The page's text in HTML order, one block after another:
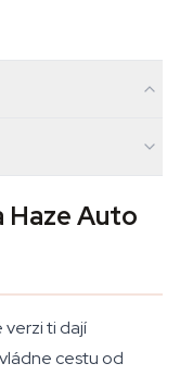
Haze Auto
verzi ti dají
cestu od